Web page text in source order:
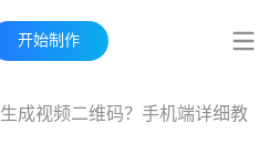
开始制作
成视频二维码？手机端详细教